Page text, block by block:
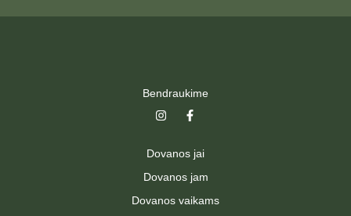
Bendraukime
n
a
r
m
F
a
b
o
-
Dovanos jai
Dovanos jam
Dovanos vaikams